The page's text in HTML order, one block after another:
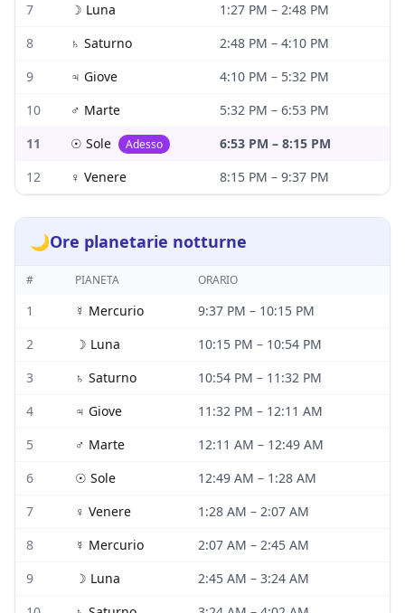
7
☽ Luna 1:27 PM – 2:48 PM
8
♄ Saturno 2:48 PM – 4:10 PM
9
♃ Giove 4:10 PM – 5:32 PM
10
♂ Marte 5:32 PM – 6:53 PM
11
☉ Sole Adesso 6:53 PM – 8:15 PM
12
♀ Venere 8:15 PM – 9:37 PM
🌙Ore planetarie notturne
# PIANETA ORARIO
1 ☿ Mercurio 9:37 PM – 10:15 PM
2
☽ Luna 10:15 PM – 10:54 PM
3
♄ Saturno 10:54 PM – 11:32 PM
4
♃ Giove 11:32 PM – 12:11 AM
5
♂ Marte 12:11 AM – 12:49 AM
6
☉ Sole 12:49 AM – 1:28 AM
7
♀ Venere 1:28 AM – 2:07 AM
8
☿ Mercurio 2:07 AM – 2:45 AM
9
☽ Luna 2:45 AM – 3:24 AM